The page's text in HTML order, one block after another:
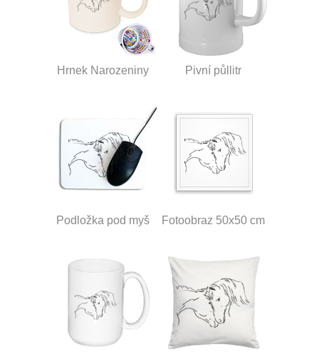
Hrnek Narozeniny Pivní půllitr
Podložka pod myš Fotoobraz 50x50 cm